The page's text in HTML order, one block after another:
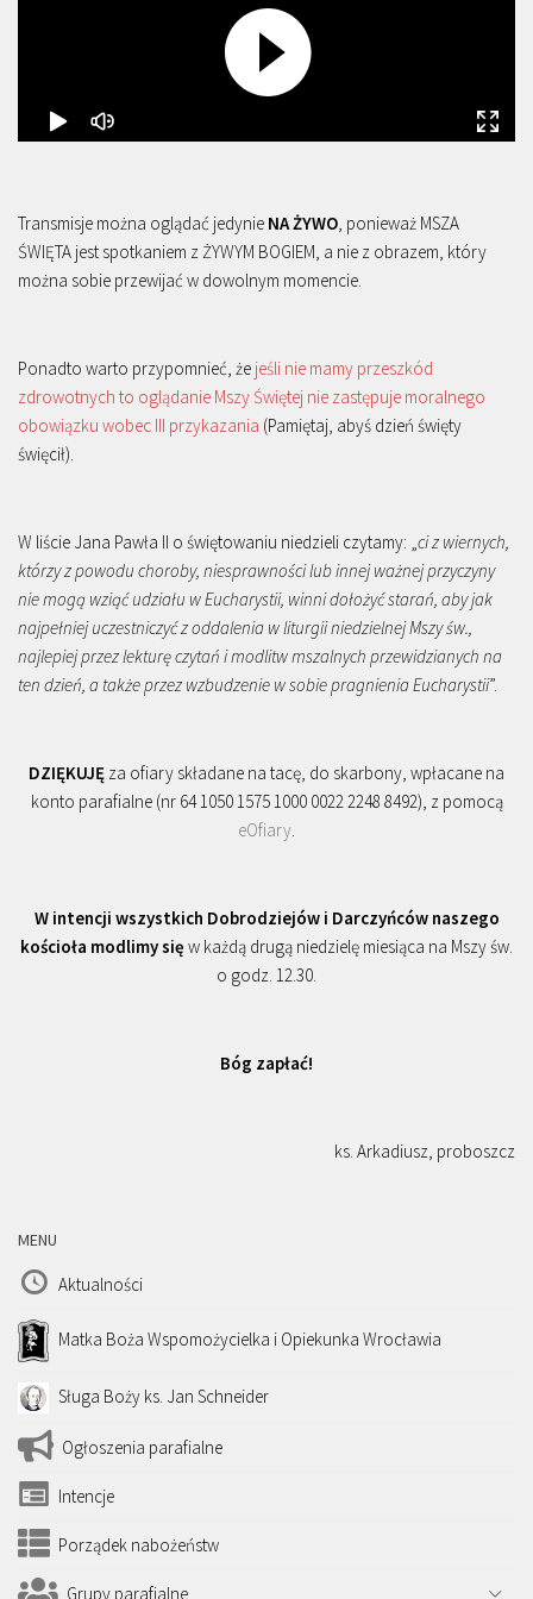
Transmisje można oglądać jedynie NA ŻYWO , ponieważ MSZA
ŚWIĘTA jest spotkaniem z ŻYWYM BOGIEM, a nie z obrazem, który
można sobie przewijać w dowolnym momencie.
Ponadto warto przypomnieć, że jeśli nie mamy przeszkód
zdrowotnych to oglądanie Mszy Świętej nie zastępuje moralnego
obowiązku wobec III przykazania (Pamiętaj, abyś dzień święty
święcił).
W liście Jana Pawła II o świętowaniu niedzieli czytamy: „ ci z wiernych,
którzy z powodu choroby, niesprawności lub innej ważnej przyczyny
nie mogą wziąć udziału w Eucharystii, winni dołożyć starań, aby jak
najpełniej uczestniczyć z oddalenia w liturgii niedzielnej Mszy św.,
najlepiej przez lekturę czytań i modlitw mszalnych przewidzianych na
ten dzień, a także przez wzbudzenie w sobie pragnienia Eucharystii”.
DZIĘKUJĘ za ofiary składane na tacę, do skarbony, wpłacane na
konto parafialne (nr 64 1050 1575 1000 0022 2248 8492), z pomocą
eOfiary
W intencji wszystkich Dobrodziejów i Darczyńców naszego
kościoła modlimy się w każdą drugą niedzielę miesiąca na Mszy św.
o godz. 12.30.
Bóg zapłać!
ks. Arkadiusz, proboszcz
MENU
Aktualności
Matka Boża Wspomożycielka i Opiekunka Wrocławia
Sługa Boży ks. Jan Schneider
Ogłoszenia parafialne
Intencje
Porządek nabożeństw
Grupy parafialne